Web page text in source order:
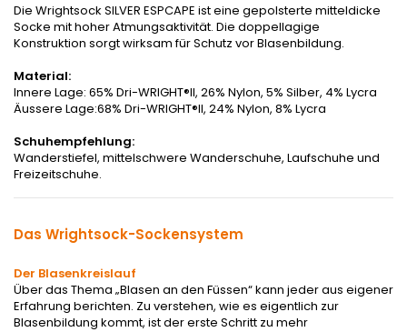
Die Wrightsock SILVER ESPCAPE ist eine gepolsterte mitteldicke
Socke mit hoher Atmungsaktivität. Die doppellagige
Konstruktion sorgt wirksam für Schutz vor Blasenbildung.
Material:
Innere Lage: 65% Dri-WRIGHT®II, 26% Nylon, 5% Silber, 4% Lycra
Äussere Lage:68% Dri-WRIGHT®II, 24% Nylon, 8% Lycra
Schuhempfehlung:
Wanderstiefel, mittelschwere Wanderschuhe, Laufschuhe und
Freizeitschuhe.
Das Wrightsock-Sockensystem
Der Blasenkreislauf
Über das Thema „Blasen an den Füssen“ kann jeder aus eigener
Erfahrung berichten. Zu verstehen, wie es eigentlich zur
Blasenbildung kommt, ist der erste Schritt zu mehr